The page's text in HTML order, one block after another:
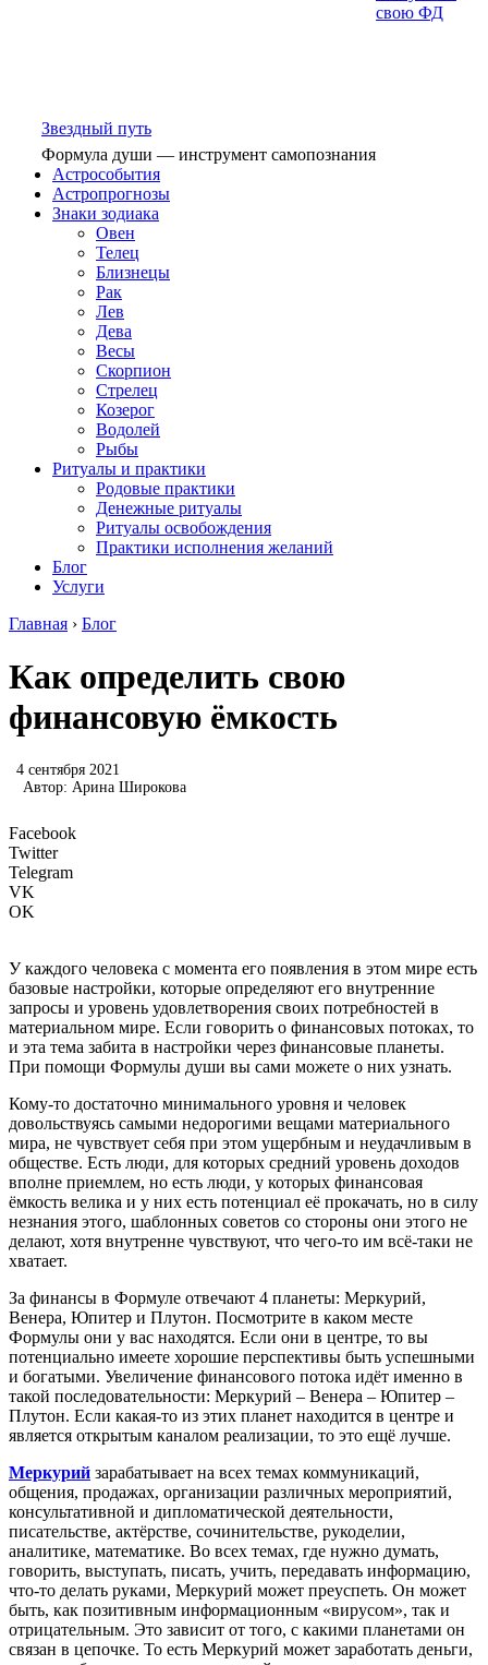
Звездный путь
Формула души — инструмент самопознания
свою ФД
Астрособытия
Астропрогнозы
Знаки зодиака
Овен
Телец
Близнецы
Рак
Лев
Дева
Весы
Скорпион
Стрелец
Козерог
Водолей
Рыбы
Ритуалы и практики
Родовые практики
Денежные ритуалы
Ритуалы освобождения
Практики исполнения желаний
Блог
Услуги
Главная › Блог
Как определить свою
финансовую ёмкость
4 сентября 2021
Автор: Арина Широкова
Facebook
Twitter
Telegram
VK
OK
У каждого человека с момента его появления в этом мире есть
базовые настройки, которые определяют его внутренние
запросы и уровень удовлетворения своих потребностей в
материальном мире. Если говорить о финансовых потоках, то
и эта тема забита в настройки через финансовые планеты.
При помощи Формулы души вы сами можете о них узнать.
Кому-то достаточно минимального уровня и человек
довольствуясь самыми недорогими вещами материального
мира, не чувствует себя при этом ущербным и неудачливым в
обществе. Есть люди, для которых средний уровень доходов
вполне приемлем, но есть люди, у которых финансовая
ёмкость велика и у них есть потенциал её прокачать, но в силу
незнания этого, шаблонных советов со стороны они этого не
делают, хотя внутренне чувствуют, что чего-то им всё-таки не
хватает.
За финансы в Формуле отвечают 4 планеты: Меркурий,
Венера, Юпитер и Плутон. Посмотрите в каком месте
Формулы они у вас находятся. Если они в центре, то вы
потенциально имеете хорошие перспективы быть успешными
и богатыми. Увеличение финансового потока идёт именно в
такой последовательности: Меркурий – Венера – Юпитер –
Плутон. Если какая-то из этих планет находится в центре и
является открытым каналом реализации, то это ещё лучше.
Меркурий зарабатывает на всех темах коммуникаций,
общения, продажах, организации различных мероприятий,
консультативной и дипломатической деятельности,
писательстве, актёрстве, сочинительстве, рукоделии,
аналитике, математике. Во всех темах, где нужно думать,
говорить, выступать, писать, учить, передавать информацию,
что-то делать руками, Меркурий может преуспеть. Он может
быть, как позитивным информационным «вирусом», так и
отрицательным. Это зависит от того, с какими планетами он
связан в цепочке. То есть Меркурий может заработать деньги,